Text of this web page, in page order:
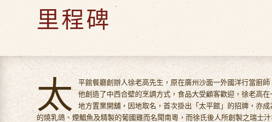
里程碑
太 平館餐廳創辦人徐老高先生，原在廣州沙面一外國洋行當廚
他創造了中西合壁的烹調方式，食品大受顧客歡迎，徐老高
地方置業開舖，因地取名，首次掛出「太平館」的招牌，亦
的燒乳鴿、煙鯧魚及精製的葡國雞而名聞南粵，而徐氏後人所創製之瑞士